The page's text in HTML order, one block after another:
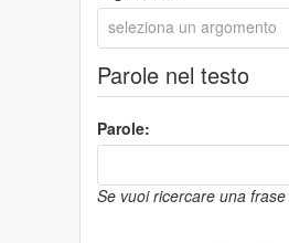
Parole nel testo
Parole:
Se vuoi ricercare una